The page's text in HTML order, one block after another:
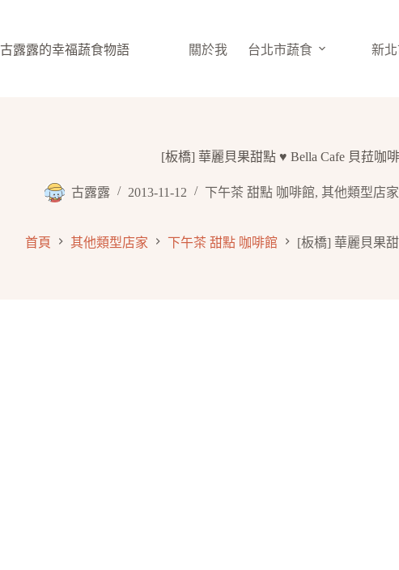
主
古露露的幸福蔬食物語 關於我 台北市蔬食 新
[板橋] 華麗貝果甜點 ♥ Bella Cafe 貝菈咖
古露露 2013-11-12 下午茶 甜點 咖啡館, 其他類型店家
首頁 其他類型店家 下午茶 甜點 咖啡館 [板橋] 華麗貝果